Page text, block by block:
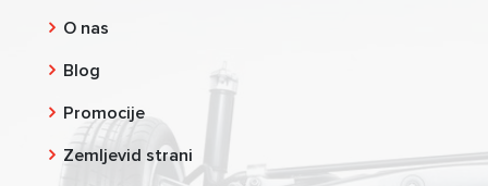
O nas
Blog
Promocije
Zemljevid strani